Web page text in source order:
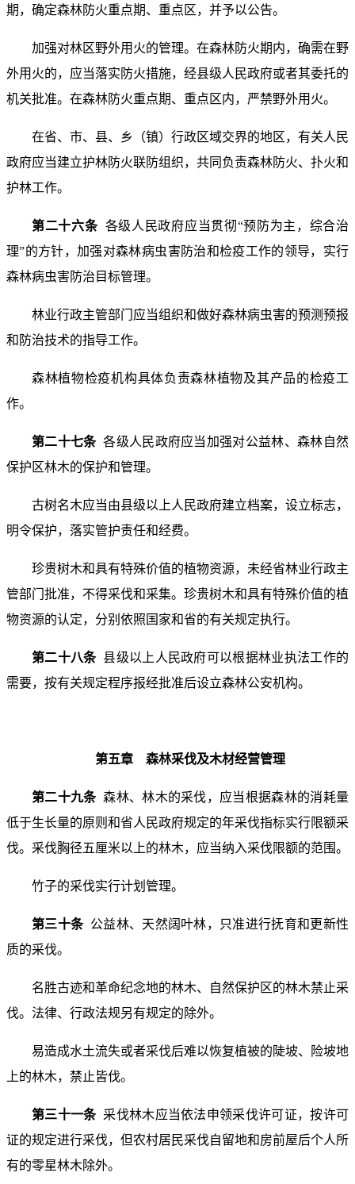
期，确定森林防火重点期、重点区，并予以公告。
加强对林区野外用火的管理。在森林防火期内，确需在野
外用火的，应当落实防火措施，经县级人民政府或者其委托的
机关批准。在森林防火重点期、重点区内，严禁野外用火。
在省、市、县、乡（镇）行政区域交界的地区，有关人民
政府应当建立护林防火联防组织，共同负责森林防火、扑火和
护林工作。
第二十六条 各级人民政府应当贯彻“预防为主，综合治
理”的方针，加强对森林病虫害防治和检疫工作的领导，实行
森林病虫害防治目标管理。
林业行政主管部门应当组织和做好森林病虫害的预测预报
和防治技术的指导工作。
森林植物检疫机构具体负责森林植物及其产品的检疫工
作。
第二十七条各级人民政府应当加强对公益林、森林自然
保护区林木的保护和管理。
古树名木应当由县级以上人民政府建立档案，设立标志，
明令保护，落实管护责任和经费。
珍贵树木和具有特殊价值的植物资源，未经省林业行政主
管部门批准，不得采伐和采集。珍贵树木和具有特殊价值的植
物资源的认定，分别依照国家和省的有关规定执行。
第二十八条 县级以上人民政府可以根据林业执法工作的
需要，按有关规定程序报经批准后设立森林公安机构。
第五章 森林采伐及木材经营管理
第二十九条森林、林木的采伐，应当根据森林的消耗量
低于生长量的原则和省人民政府规定的年采伐指标实行限额采
伐。采伐胸径五厘米以上的林木，应当纳入采伐限额的范围。
竹子的采伐实行计划管理。
第三十条 公益林、天然阔叶林，只准进行抚育和更新性
质的采伐。
名胜古迹和革命纪念地的林木、自然保护区的林木禁止采
伐。法律、行政法规另有规定的除外。
易造成水土流失或者采伐后难以恢复植被的陡坡、险坡地
上的林木，禁止皆伐。
第三十一条 采伐林木应当依法申领采伐许可证，按许可
证的规定进行采伐，但农村居民采伐自留地和房前屋后个人所
有的零星林木除外。